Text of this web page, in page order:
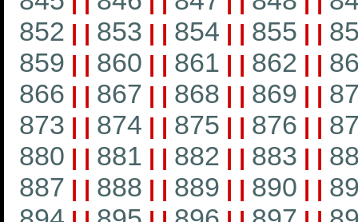
852 | | 853 | | 854 | | 855 | |
859 | | 860 | | 861 | | 862 | |
866 | | 867 | | 868 | | 869 | |
873 | | 874 | | 875 | | 876 | |
880 | | 881 | | 882 | | 883 | |
887 | | 888 | | 889 | | 890 | |